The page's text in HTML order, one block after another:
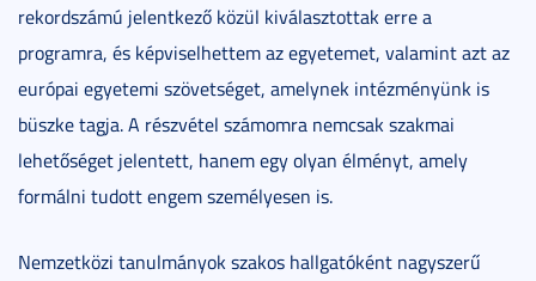
rekordszámú jelentkező közül kiválasztottak erre a
programra, és képviselhettem az egyetemet, valamint azt az
európai egyetemi szövetséget, amelynek intézményünk is
büszke tagja. A részvétel számomra nemcsak szakmai
lehetőséget jelentett, hanem egy olyan élményt, amely
formálni tudott engem személyesen is.
Nemzetközi tanulmányok szakos hallgatóként nagyszerű